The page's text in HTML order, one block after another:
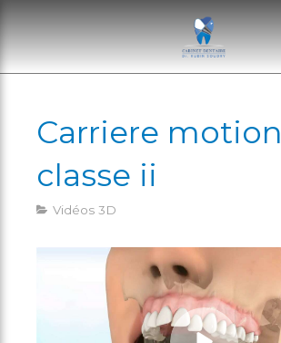
Carriere motion
classe ii
Vidéos 3D